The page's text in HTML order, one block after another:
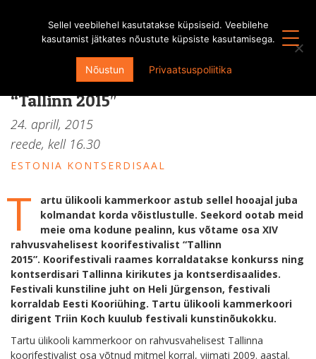
Kammerkooride konkurss XIV
rahvusvahelisel koorifestivalil
“Tallinn 2015″
24. aprill, 2015
reede, kell 16.30
ESTONIA KONTSERDISAAL
T
artu ülikooli kammerkoor astub sellel hooajal juba
kolmandat korda võistlustulle. Seekord ootab meid
meie oma kodune pealinn, kus võtame osa XIV
rahvusvahelisest koorifestivalist “Tallinn
2015”. Koorifestivali raames korraldatakse konkurss ning
kontserdisari Tallinna kirikutes ja kontserdisaalides.
Festivali kunstiline juht on Heli Jürgenson, festivali
korraldab Eesti Kooriühing. Tartu ülikooli kammerkoori
dirigent Triin Koch kuulub festivali kunstinõukokku.
Tartu ülikooli kammerkoor on rahvusvahelisest Tallinna
koorifestivalist osa võtnud mitmel korral, viimati 2009. aastal.
Sellel veebilehel kasutatakse küpsiseid. Veebilehe
kasutamist jätkates nõustute küpsiste kasutamisega.
Nõustun Privaatsuspoliitika